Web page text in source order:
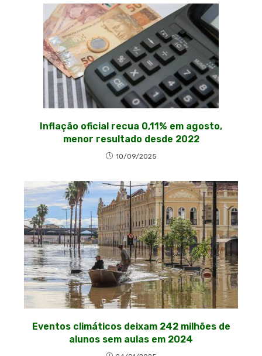
Inflação oficial recua 0,11% em agosto,
menor resultado desde 2022
10/09/2025
Eventos climáticos deixam 242 milhões de
alunos sem aulas em 2024